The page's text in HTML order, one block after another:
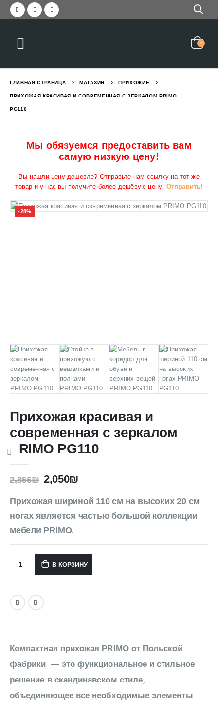
ГЛАВНАЯ СТРАНИЦА МАГАЗИН ПРИХОЖИЕ
ПРИХОЖАЯ КРАСИВАЯ И СОВРЕМЕННАЯ С ЗЕРКАЛОМ PRIMO
PG110
Мы обязуемся предоставить вам
самую низкую цену!
Вы нашли цену дешевле? Отправьте нам ссылку на тот же
товар и у нас вы получите более дешёвую цену! Отправить!
-28%
Прихожая красивая и
современная с зеркалом
PRIMO PG110
2,856₪ 2,050₪
Прихожая шириной 110 см на высоких 20 см
ногах является частью большой коллекции
мебели PRIMO.
В КОРЗИНУ
Компактная прихожая PRIMO от Польской
фабрики — это функциональное и стильное
решение в скандинавском стиле,
объединяющее все необходимые элементы
ящиком и полками EVEREST L
Красивая прихожая с
Прихожая современная с
7,784₪ 6,290₪